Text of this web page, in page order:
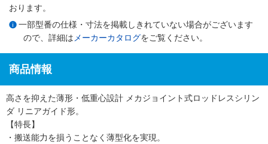
おります。
一部型番の仕様・寸法を掲載しきれていない場合がございます
ので、詳細は メーカーカタログをご覧ください。
商品情報
高さを抑えた薄形・低重心設計 メカジョイント式ロッドレスシリン
ダ リニアガイド形。
【特長】
・搬送能力を損うことなく薄型化を実現。